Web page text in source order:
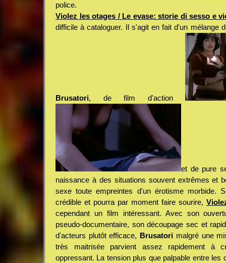
police.
Violez les otages / Le evase: storie di sesso e
difficile à cataloguer. Il s'agit en fait d'un mélange
Brusatori, de film d'action
et de pure
naissance à des situations souvent extrêmes et
sexe toute empreintes d'un érotisme morbide.
crédible et pourra par moment faire sourire,
cependant un film intéressant. Avec son
pseudo-documentaire, son découpage sec et
d'acteurs plutôt efficace, Brusatori malgré une
très maitrisée parvient assez rapidement à
oppressant. La tension plus que palpable entre les